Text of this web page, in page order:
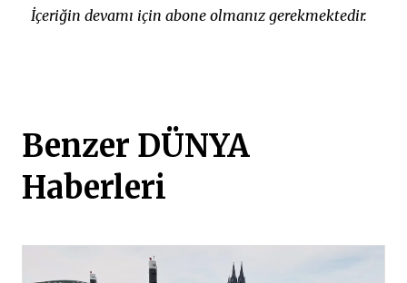
İçeriğin devamı için abone olmanız gerekmektedir.
Benzer DÜNYA
Haberleri